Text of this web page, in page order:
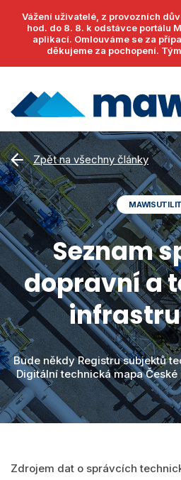
Vážení uživatelé, z provozních
hod. do 8. 8. k odstávce portálu
aplikací. Omlouváme se za
děkujeme za pochopení.
Produkty
MawisUtility
MawisGeoportal
MawisTools
MawisPhoto
MawisContract
MawisPasport
DTM ČR
Zobrazit všechny produkty
Příklady užití
Podpora
Helpdesk
Dokumenty
Časté otázky
Události
Články
Videa
O nás
Přihlásit se
Nákupní košík
Zpět na všechny články
Seznam
dopravní a
Bude někdy Registru subjektů
Digitální technická mapa
Zdrojem dat o správcích